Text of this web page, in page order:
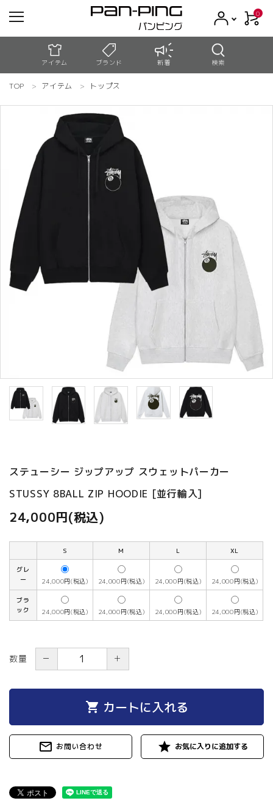
0
アイテム ブランド 新着 検索
meeting_room ログイン person 新規会員登録
コンテンツ
新着商品
アウトレット
お買い物ガイド
ご利用ガイド
TOP アイテム トップス
ステューシー ジップアップ スウェットパーカー
STUSSY 8BALL ZIP HOODIE [並行輸入]
24,000円(税込)
S M L XL
グレ
ー
24,000円(税込) 24,000円(税込) 24,000円(税込) 24,000円(税込)
ブラ
ック
24,000円(税込) 24,000円(税込) 24,000円(税込) 24,000円(税込)
数量 － ＋
shopping_cart カートに入れる
mail_outline お問い合わせ star